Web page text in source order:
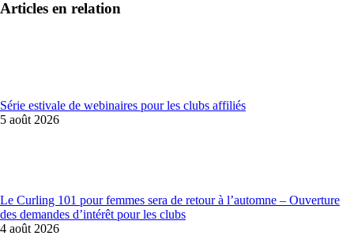
Articles en relation
Série estivale de webinaires pour les clubs affiliés
5 août 2026
Le Curling 101 pour femmes sera de retour à l’automne – Ouverture
des demandes d’intérêt pour les clubs
4 août 2026